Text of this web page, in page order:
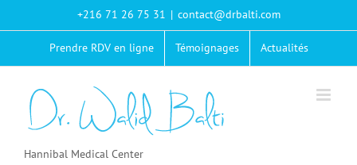
+216 71 26 75 31 | contact@drbalti.com
Prendre RDV en ligne Témoignages Actualités
Hannibal Medical Center